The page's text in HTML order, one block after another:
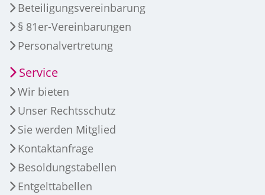
Beteiligungsvereinbarung
§ 81er-Vereinbarungen
Personalvertretung
Service
Wir bieten
Unser Rechtsschutz
Sie werden Mitglied
Kontaktanfrage
Besoldungstabellen
Entgelttabellen